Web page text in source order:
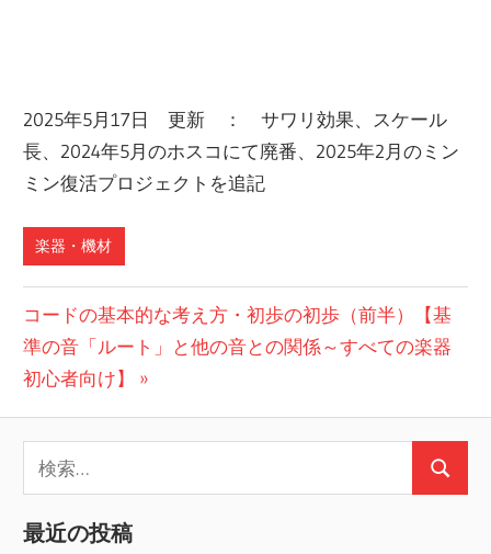
2025年5月17日 更新 ： サワリ効果、スケール
長、2024年5月のホスコにて廃番、2025年2月のミン
ミン復活プロジェクトを追記
楽器・機材
投
稿
ビ
ゲ
ー
次
の
投
コードの基本的な考え方・初歩の初歩（前半）【基
準の音「ルート」と他の音との関係～すべての楽器
初心者向け】
索:
検
最近の投稿